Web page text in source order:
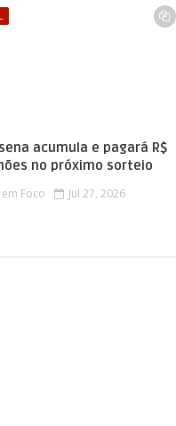
acumula e pagará R$
no próximo sorteio
Foco Jul 27, 2026